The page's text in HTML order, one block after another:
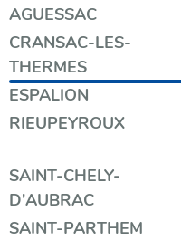
Filtrer
par
catégorie
AGUESSAC
CRANSAC-LES-
THERMES
ESPALION
RIEUPEYROUX
SAINT-CHELY-
D'AUBRAC
SAINT-PARTHEM